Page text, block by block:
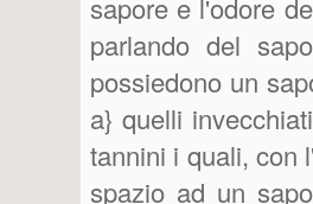
sapore e l'odore
parlando del
possiedono un
a} quelli
tannini i quali, con
spazio ad un